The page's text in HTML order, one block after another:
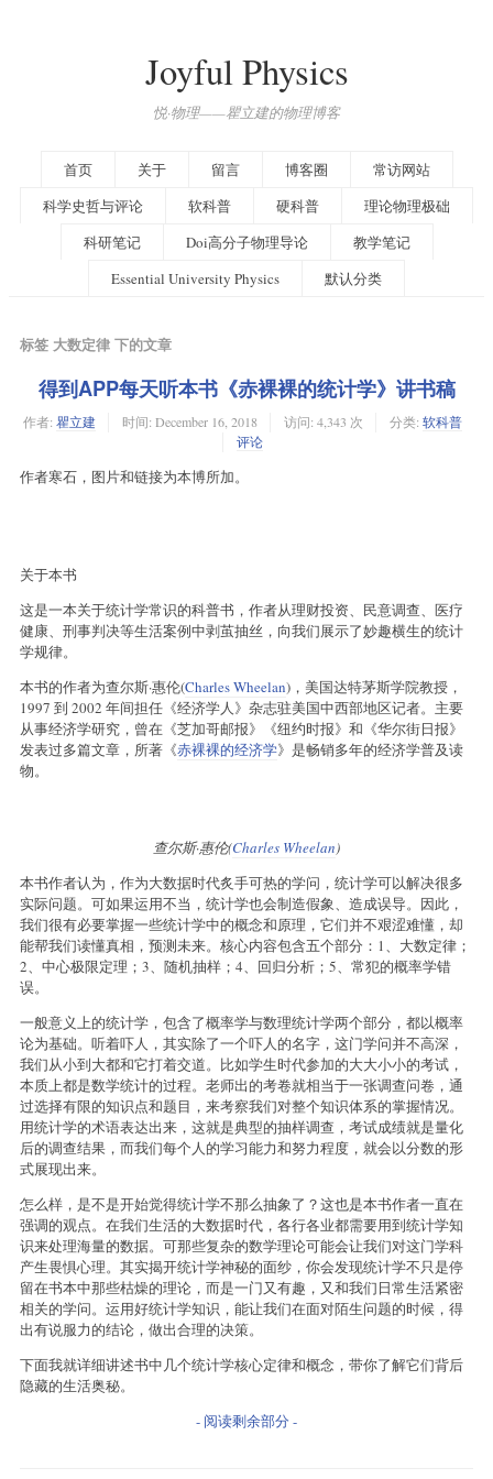
Joyful Physics
悦·物理——瞿立建的物理博客
首页 关于 留言 博客圈
常访网站
科学史哲与评论
软科普 硬科普
理论物理极础
科研笔记
Doi高分子物理导论
教学笔记
Essential University Physics
默认分类
标签 大数定律 下的文章
得到APP每天听本书《赤裸裸的统计学》讲书稿
作者: 瞿立建 时间: December 16, 2018 访问: 4,343 次 分类: 软科普
评论
作者寒石，图片和链接为本博所加。
关于本书
这是一本关于统计学常识的科普书，作者从理财投资、民意调查、医疗
健康、刑事判决等生活案例中剥茧抽丝，向我们展示了妙趣横生的统计
学规律。
本书的作者为查尔斯·惠伦(Charles Wheelan)，美国达特茅斯学院教授，
1997 到 2002 年间担任《经济学人》杂志驻美国中西部地区记者。主要
从事经济学研究，曾在《芝加哥邮报》《纽约时报》和《华尔街日报》
发表过多篇文章，所著《赤裸裸的经济学》是畅销多年的经济学普及读
物。
查尔斯·惠伦(Charles Wheelan)
本书作者认为，作为大数据时代炙手可热的学问，统计学可以解决很多
实际问题。可如果运用不当，统计学也会制造假象、造成误导。因此，
我们很有必要掌握一些统计学中的概念和原理，它们并不艰涩难懂，却
能帮我们读懂真相，预测未来。核心内容包含五个部分：1、大数定律；
2、中心极限定理；3、随机抽样；4、回归分析；5、常犯的概率学错
误。
一般意义上的统计学，包含了概率学与数理统计学两个部分，都以概率
论为基础。听着吓人，其实除了一个吓人的名字，这门学问并不高深，
我们从小到大都和它打着交道。比如学生时代参加的大大小小的考试，
本质上都是数学统计的过程。老师出的考卷就相当于一张调查问卷，通
过选择有限的知识点和题目，来考察我们对整个知识体系的掌握情况。
用统计学的术语表达出来，这就是典型的抽样调查，考试成绩就是量化
后的调查结果，而我们每个人的学习能力和努力程度，就会以分数的形
式展现出来。
怎么样，是不是开始觉得统计学不那么抽象了？这也是本书作者一直在
强调的观点。在我们生活的大数据时代，各行各业都需要用到统计学知
识来处理海量的数据。可那些复杂的数学理论可能会让我们对这门学科
产生畏惧心理。其实揭开统计学神秘的面纱，你会发现统计学不只是停
留在书本中那些枯燥的理论，而是一门又有趣，又和我们日常生活紧密
相关的学问。运用好统计学知识，能让我们在面对陌生问题的时候，得
出有说服力的结论，做出合理的决策。
下面我就详细讲述书中几个统计学核心定律和概念，带你了解它们背后
隐藏的生活奥秘。
- 阅读剩余部分 -